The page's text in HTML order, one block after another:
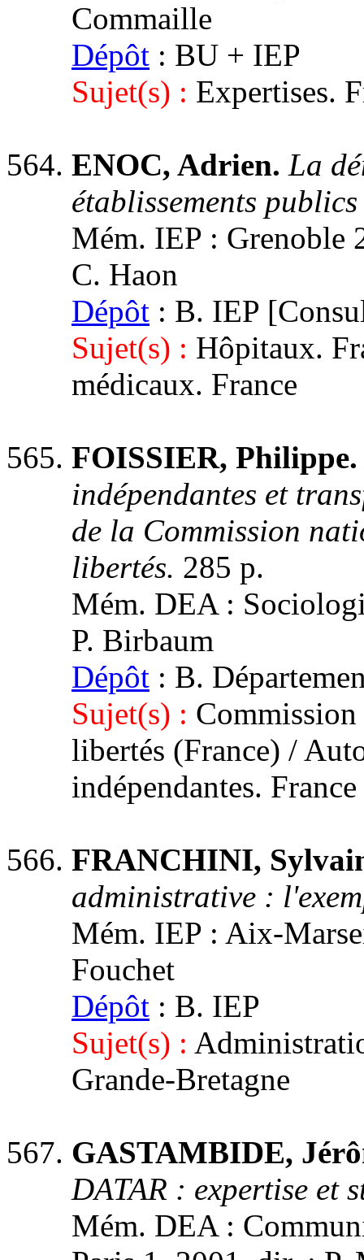
Commaille
Dépôt : BU + IEP
Sujet(s) : Expertises.
ENOC, Adrien. La
établissements
Mém. IEP : Grenoble
C. Haon
Dépôt : B. IEP
Sujet(s) : Hôpitaux.
médicaux. France
FOISSIER,
indépendantes et
de la Commission
libertés. 285 p.
Mém. DEA :
P. Birbaum
Dépôt : B.
Sujet(s) :
libertés (France) /
indépendantes. France
FRANCHINI,
administrative :
Mém. IEP : Aix-
Fouchet
Dépôt : B. IEP
Sujet(s) :
Grande-Bretagne
GASTAMBIDE,
DATAR : expertise et
Mém. DEA :